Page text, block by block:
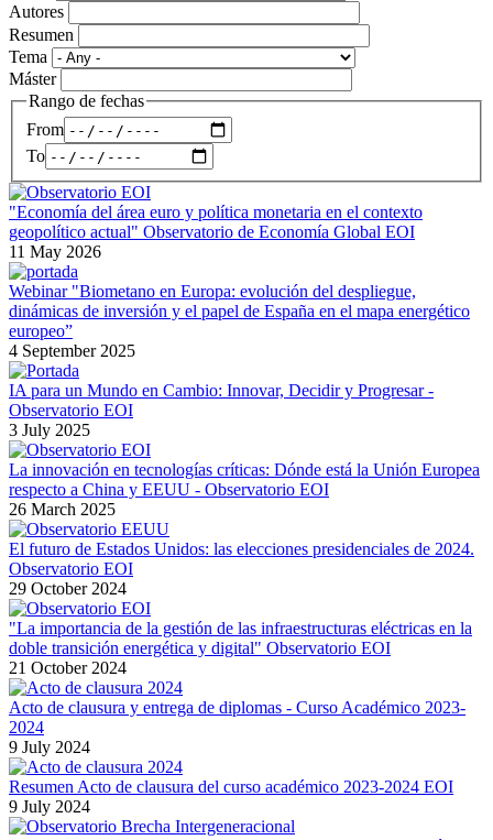
Autores
Resumen
Tema
Máster
Rango de fechas
From
To
"Economía del área euro y política monetaria en el contexto
geopolítico actual" Observatorio de Economía Global EOI
11 May 2026
Webinar "Biometano en Europa: evolución del despliegue,
dinámicas de inversión y el papel de España en el mapa energético
europeo”
4 September 2025
IA para un Mundo en Cambio: Innovar, Decidir y Progresar -
Observatorio EOI
3 July 2025
La innovación en tecnologías críticas: Dónde está la Unión Europea
respecto a China y EEUU - Observatorio EOI
26 March 2025
El futuro de Estados Unidos: las elecciones presidenciales de 2024.
Observatorio EOI
29 October 2024
"La importancia de la gestión de las infraestructuras eléctricas en la
doble transición energética y digital" Observatorio EOI
21 October 2024
Acto de clausura y entrega de diplomas - Curso Académico 2023-
2024
9 July 2024
Resumen Acto de clausura del curso académico 2023-2024 EOI
9 July 2024